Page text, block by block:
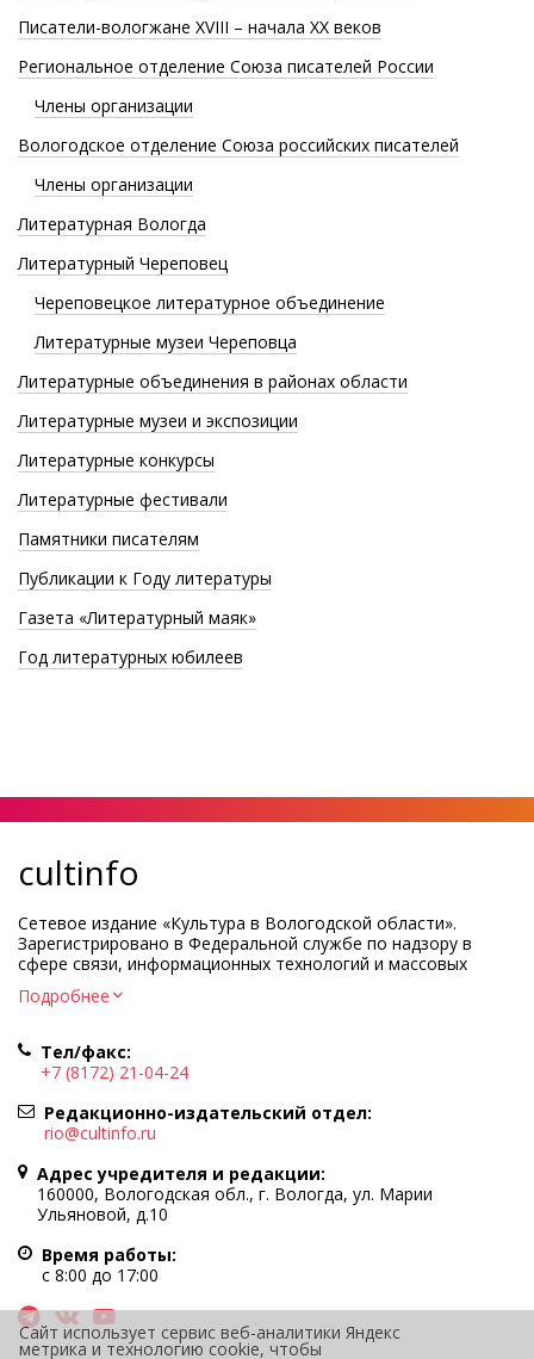
Писатели-вологжане XVIII – начала XX веков
Региональное отделение Союза писателей России
Члены организации
Вологодское отделение Союза российских писателей
Члены организации
Литературная Вологда
Литературный Череповец
Череповецкое литературное объединение
Литературные музеи Череповца
Литературные объединения в районах области
Литературные музеи и экспозиции
Литературные конкурсы
Литературные фестивали
Памятники писателям
Публикации к Году литературы
Газета «Литературный маяк»
Год литературных юбилеев
cultinfo
Сетевое издание «Культура в Вологодской области».
Зарегистрировано в Федеральной службе по надзору в
сфере связи, информационных технологий и массовых
Регистрационный номер и дата принятия решения о
Учредитель КУ ВО «Информационно-аналитический центр
культуры»
Адрес учредителя и редакции: 160000, Вологодская обл., г.
Вологда, ул. Марии Ульяновой, д.10
Главный редактор — Легчанова Елена Григорьевна
Политика в отношении обработки персональных данных
При полном или частичном использовании информации
портала гиперссылка на cultinfo.ru обязательна.
Редакция не несет ответственности за достоверность
информации, содержащейся в рекламных объявлениях.
12+
Подробнее
Тел/факс:
+7 (8172) 21-04-24
Редакционно-издательский отдел:
rio@cultinfo.ru
Адрес учредителя и редакции:
160000, Вологодская обл., г. Вологда, ул. Марии
Ульяновой, д.10
Время работы:
с 8:00 до 17:00
Сайт использует сервис веб-аналитики Яндекс
метрика и технологию cookie, чтобы